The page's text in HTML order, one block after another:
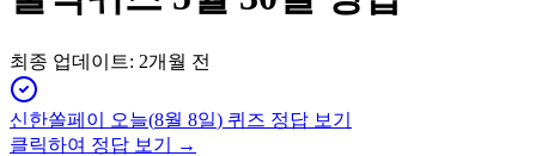
최종 업데이트: 2개월 전
신한쏠페이 오늘(8월 8일) 퀴즈 정답 보기
클릭하여 정답 보기 →